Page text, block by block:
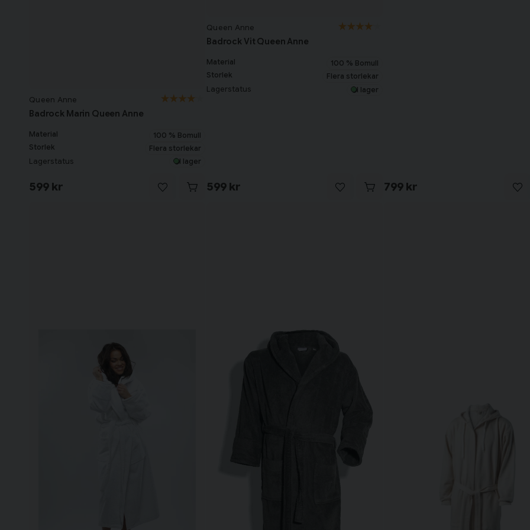
Queen Anne
Badrock Marin Queen Anne
Material
100 % Bomull
Storlek
Flera storlekar
Lagerstatus I lager
599 kr
Queen Anne
Badrock Vit Queen Anne
Material
100 % Bomull
Storlek
Flera storlekar
Lagerstatus I lager
599 kr 799 kr